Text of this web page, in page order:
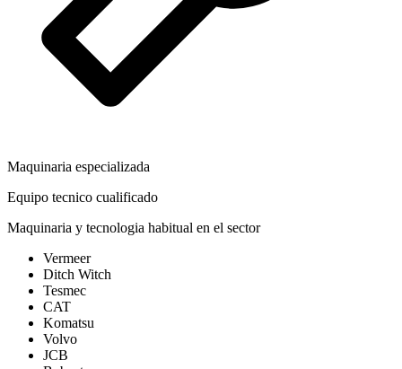
Maquinaria especializada
Equipo tecnico cualificado
Maquinaria y tecnologia habitual en el sector
Vermeer
Ditch Witch
Tesmec
CAT
Komatsu
Volvo
JCB